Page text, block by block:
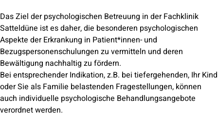
Das Ziel der psychologischen Betreuung in der Fachklinik
Satteldüne ist es daher, die besonderen psychologischen
Aspekte der Erkrankung in Patient*innen- und
Bezugspersonenschulungen zu vermitteln und deren
Bewältigung nachhaltig zu fördern.
Bei entsprechender Indikation, z.B. bei tiefergehenden, Ihr Kind
oder Sie als Familie belastenden Fragestellungen, können
auch individuelle psychologische Behandlungsangebote
verordnet werden.